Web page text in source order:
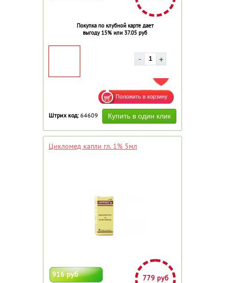
Покупка по клубной карте дает
выгоду 15% или 37.05 руб
ДОБАВИТЬ В ИЗБРАННОЕ
Штрих код: 64609
Цикломед капли гл. 1% 5мл
916 руб 779 руб